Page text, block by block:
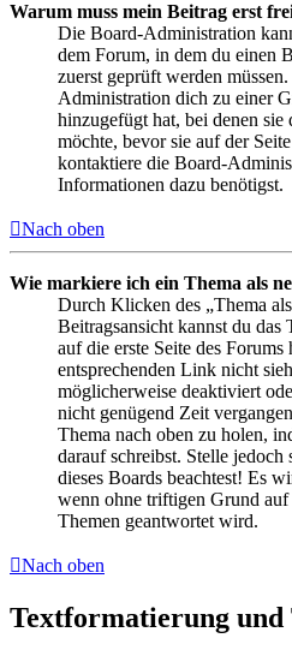
Warum muss mein Beitrag erst
Die Board-Administration
dem Forum, in dem du einen
zuerst geprüft werden
Administration dich zu einer
hinzugefügt hat, bei denen sie
möchte, bevor sie auf der
kontaktiere die Board-
Informationen dazu benötigst.
Nach oben
Wie markiere ich ein Thema als
Durch Klicken des „Thema
Beitragsansicht kannst du das
auf die erste Seite des
entsprechenden Link nicht
möglicherweise deaktiviert
nicht genügend Zeit
Thema nach oben zu holen,
darauf schreibst. Stelle jedoch
dieses Boards beachtest! Es
wenn ohne triftigen Grund auf
Themen geantwortet wird.
Nach oben
Textformatierung und